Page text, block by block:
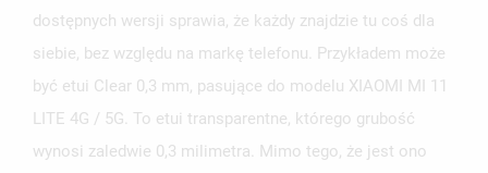
dostępnych wersji sprawia, że każdy znajdzie tu coś dla
siebie, bez względu na markę telefonu. Przykładem może
być etui Clear 0,3 mm, pasujące do modelu XIAOMI MI 11
LITE 4G / 5G. To etui transparentne, którego grubość
wynosi zaledwie 0,3 milimetra. Mimo tego, że jest ono